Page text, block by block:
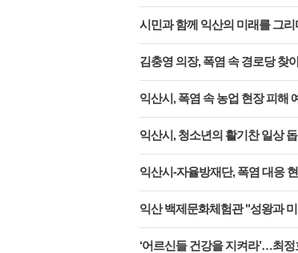
시민과 함께 익산의 미래를 그
김충영 의장, 폭염 속 경로당 찾
익산시, 폭염 속 농업 현장 피해
익산시, 청소년의 활기찬 일상
익산시-자율방재단, 폭염 대응
익산 백제문화체험관 "성왕과
‘어르신들 건강을 지켜라’…최정